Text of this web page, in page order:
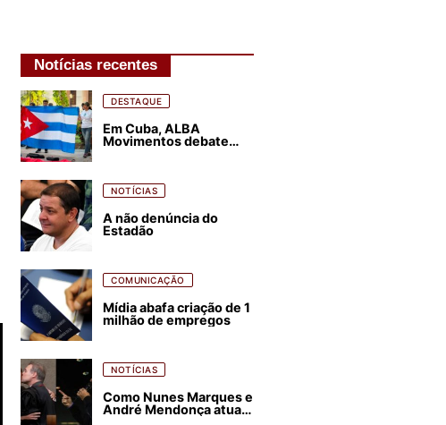
Notícias recentes
DESTAQUE
Em Cuba, ALBA
Movimentos debate
NOTÍCIAS
A não denúncia do
Estadão
COMUNICAÇÃO
Mídia abafa criação de 1
milhão de empregos
NOTÍCIAS
Como Nunes Marques e
André Mendonça atuam